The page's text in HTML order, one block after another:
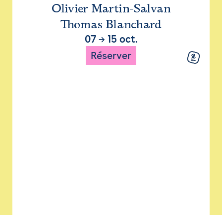
Olivier Martin-Salvan
Thomas Blanchard
07→ 15 oct.
Réserver